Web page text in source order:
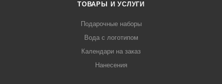
ТОВАРЫ И УСЛУГИ
Подарочные наборы
Вода с логотипом
Календари на заказ
Нанесения